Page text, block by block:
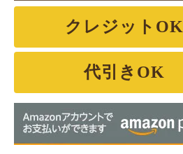
クレジットOK
代引きOK